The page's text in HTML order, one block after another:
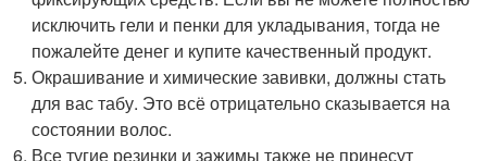
исключить гели и пенки для укладывания, тогда не
пожалейте денег и купите качественный продукт.
Окрашивание и химические завивки, должны стать
для вас табу. Это всё отрицательно сказывается на
состоянии волос.
Все тугие резинки и зажимы также не принесут